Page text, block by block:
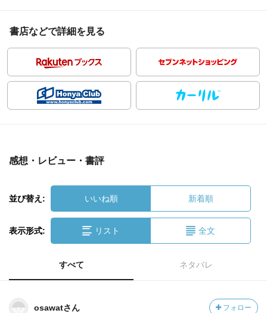
書店などで詳細を見る
感想・レビュー・書評
並び替え: いいね順 新着順
表示形式: リスト 全文
すべて ネタバレ
osawatさん フォロー